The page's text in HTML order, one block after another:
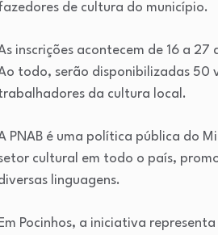
de cultura do município.
inscrições acontecem de 16 a
todo, serão disponibilizadas 50
da cultura local.
PNAB é uma política pública do
cultural em todo o país,
linguagens.
Em Pocinhos, a iniciativa